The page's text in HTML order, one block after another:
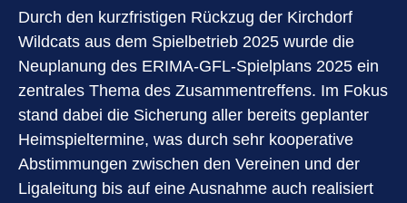
Durch den kurzfristigen Rückzug der Kirchdorf
Wildcats aus dem Spielbetrieb 2025 wurde die
Neuplanung des ERIMA-GFL-Spielplans 2025 ein
zentrales Thema des Zusammentreffens. Im Fokus
stand dabei die Sicherung aller bereits geplanter
Heimspieltermine, was durch sehr kooperative
Abstimmungen zwischen den Vereinen und der
Ligaleitung bis auf eine Ausnahme auch realisiert